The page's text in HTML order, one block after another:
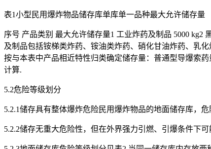
表1小型民用爆炸物品储存库单库单一品种最大允许储存量
序号 产品类别 最大允许储存量1 工业炸药及制品 5000 kg2
及制品包括铵梯类炸药、铵油类炸药、硝化甘油炸药、乳
按与本表中产品相近特性归类确定储存量：普通型导爆索
计算.
5.2危险等级划分
5.2.1储存具有整体爆炸危险民用爆炸物品的地面储存库，危
5.2.2储存无重大危险性，但在外界强力引燃、引爆条件下